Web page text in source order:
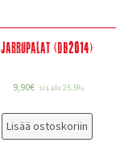
Jarrupalat (DB2014)
9,90€ sis alv 25.5%
Lisää ostoskoriin